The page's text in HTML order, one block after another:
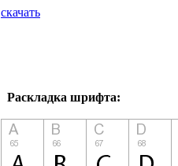
скачать
Раскладка шрифта: